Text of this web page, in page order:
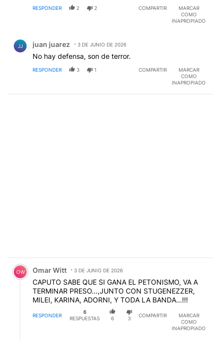
RESPONDER 2 2 COMPARTIR
MARCAR
COMO
INAPROPIADO
JJ juan juarez 3 DE JUNIO DE 2026
No hay defensa, son de terror.
RESPONDER 3 1 COMPARTIR
MARCAR
COMO
INAPROPIADO
Comentario de Omar Witt.
OW Omar Witt 3 DE JUNIO DE 2026
CAPUTO SABE QUE SI GANA EL PETONISMO, VA A
TERMINAR PRESO...,JUNTO CON STUGENEZZER,
MILEI, KARINA, ADORNI, Y TODA LA BANDA...!!!
RESPONDER
6
RESPUESTAS
6 3
COMPARTIR
MARCAR
COMO
INAPROPIADO